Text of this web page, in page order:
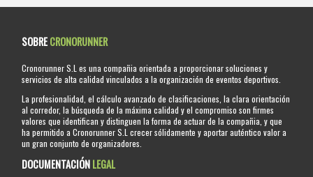
SOBRECRONORUNNER
Cronorunner S.L es una compañia orientada a proporcionar soluciones y
servicios de alta calidad vinculados a la organización de eventos deportivos.
La profesionalidad, el cálculo avanzado de clasificaciones, la clara orientación
al corredor, la búsqueda de la máxima calidad y el compromiso son firmes
valores que identifican y distinguen la forma de actuar de la compañia, y que
ha permitido a Cronorunner S.L crecer sólidamente y aportar auténtico valor a
un gran conjunto de organizadores.
DOCUMENTACIÓNLEGAL